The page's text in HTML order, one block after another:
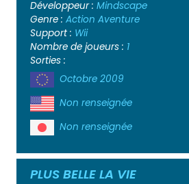
Développeur : Mindscape
Genre : Action Aventure
Support : Wii
Nombre de joueurs : 1
Sorties :
Octobre 2009
Non renseignée
Non renseignée
PLUS BELLE LA VIE